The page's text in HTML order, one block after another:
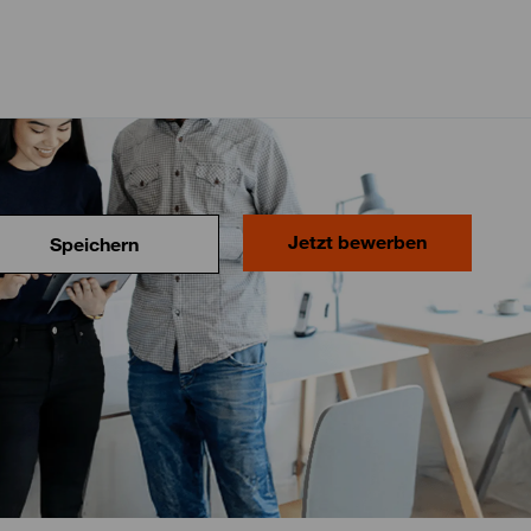
Speichern Jetzt bewerben